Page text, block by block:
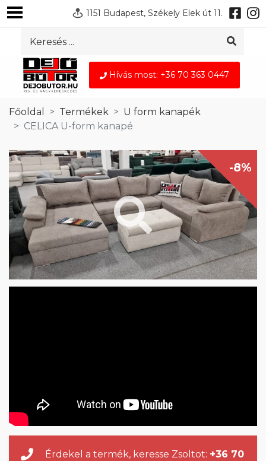
1151 Budapest, Székely Elek út 11.
Hívás most: +36 70 363 0447
Főoldal Termékek
U form kanapék
CELICA U-form kanapé
-8%
Érdekel a termék, keresse Zsoltot: +36 70